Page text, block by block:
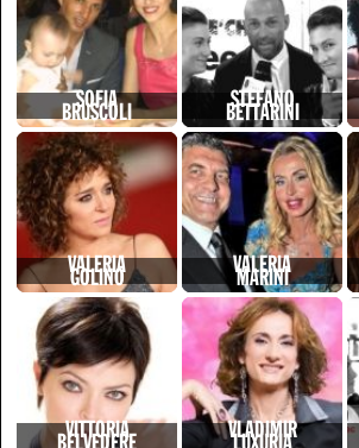
SOFIA
BRUSCOLI STEFANO
BETTARINI
VALERIA
GOLINO VALERIA
MARINI
VITTORIA VLADIMIR